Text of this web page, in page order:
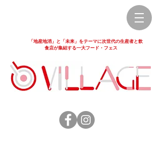
「地産地消」と「未来」をテーマに次世代の生産者と飲
食店が集結する一大フード・フェス